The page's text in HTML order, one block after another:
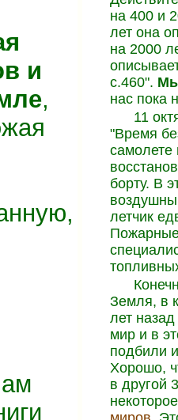
и
,
на 400 и
лет она
на 2000
с.460". Мы
нас пока
11
"Время
борту. В
летчик
Земля, в
лет
мир и в
подбили
Хорошо,
в другой